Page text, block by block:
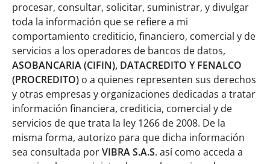
procesar, consultar, solicitar, suministrar, y divulgar
toda la información que se refiere a mi
comportamiento crediticio, financiero, comercial y de
servicios a los operadores de bancos de datos,
ASOBANCARIA (CIFIN), DATACREDITO Y FENALCO
(PROCREDITO) o a quienes representen sus derechos
y otras empresas y organizaciones dedicadas a tratar
información financiera, crediticia, comercial y de
servicios de que trata la ley 1266 de 2008. De la
misma forma, autorizo para que dicha información
sea consultada porVIBRA S.A.S. así como acceda a